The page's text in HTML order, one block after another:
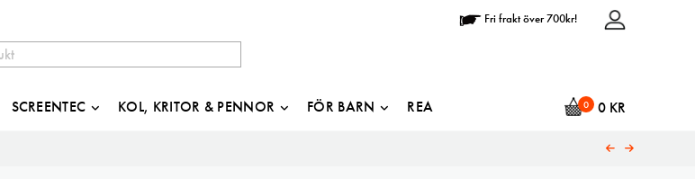
Fri frakt över 700kr!
0 0 KR
SCREENTEC KOL, KRITOR & PENNOR FÖR BARN REA